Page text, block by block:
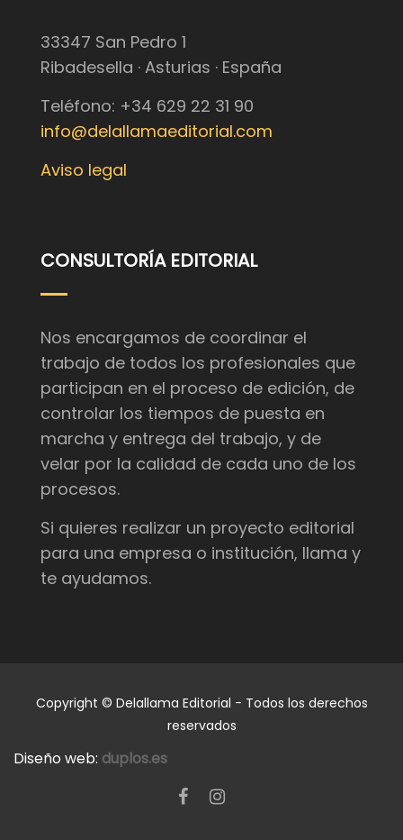
33347 San Pedro 1
Ribadesella · Asturias · España
Teléfono: +34 629 22 31 90
info@delallamaeditorial.com
Aviso legal
CONSULTORÍA EDITORIAL
Nos encargamos de coordinar el
trabajo de todos los profesionales que
participan en el proceso de edición, de
controlar los tiempos de puesta en
marcha y entrega del trabajo, y de
velar por la calidad de cada uno de los
procesos.
Si quieres realizar un proyecto editorial
para una empresa o institución, llama y
te ayudamos.
Copyright © Delallama Editorial - Todos los derechos
reservados
Diseño web: duplos.es